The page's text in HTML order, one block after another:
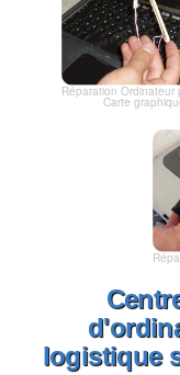
Réparation Ordinateur
Carte
logistique